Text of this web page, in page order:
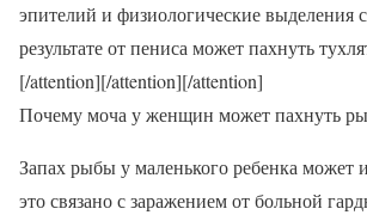
эпителий и физиологические выделения
результате от пениса может пахнуть
[/attention][/attention][/attention]
Почему моча у женщин может пахнуть
Запах рыбы у маленького ребенка может
это связано с заражением от больной